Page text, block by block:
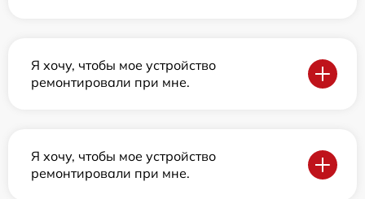
Я хочу, чтобы мое устройство
ремонтировали при мне.
Я хочу, чтобы мое устройство
ремонтировали при мне.